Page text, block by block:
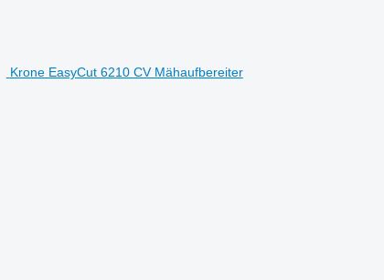
Krone EasyCut 6210 CV Mähaufbereiter